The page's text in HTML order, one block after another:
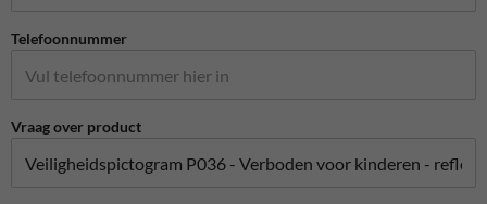
Telefoonnummer
Vraag over product